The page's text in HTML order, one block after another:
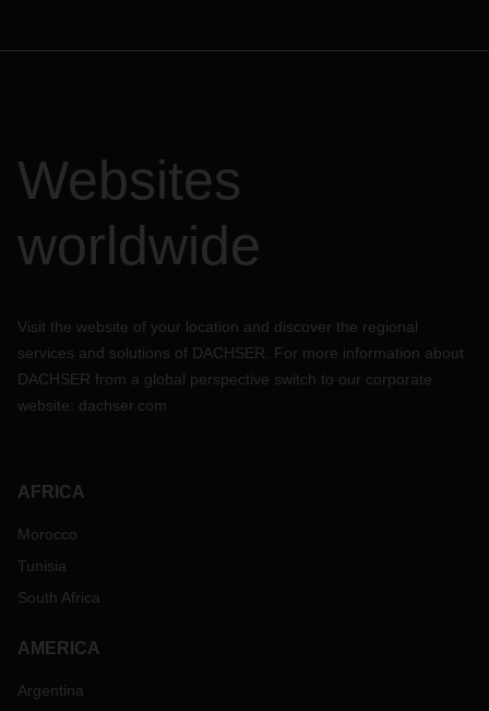
Websites
worldwide
Visit the website of your location and discover the regional
services and solutions of DACHSER. For more information about
DACHSER from a global perspective switch to our corporate
website: dachser.com
AFRICA
Morocco
Tunisia
South Africa
AMERICA
Argentina